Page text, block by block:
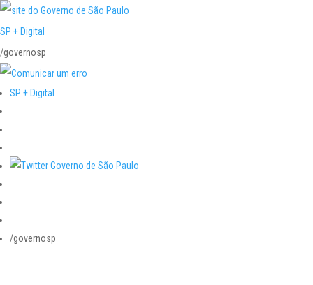
SP + Digital
/governosp
SP + Digital
/governosp